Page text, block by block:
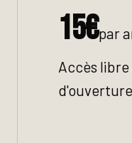
15€par
Accès
d'ouverture.